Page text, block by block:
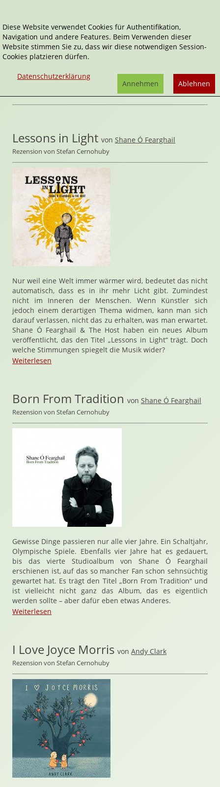
Kategorie als RSS Feed abonnieren:
Lessons in Light von Shane Ó Fearghail
Rezension von Stefan Cernohuby
Nur weil eine Welt immer wärmer wird, bedeutet das nicht
automatisch, dass es in ihr mehr Licht gibt. Zumindest
nicht im Inneren der Menschen. Wenn Künstler sich
jedoch einem derartigen Thema widmen, kann man sich
darauf verlassen, nicht das zu erhalten, was man erwartet.
Shane Ó Fearghail & The Host haben ein neues Album
veröffentlicht, das den Titel „Lessons in Light“ trägt. Doch
welche Stimmungen spiegelt die Musik wider?
Weiterlesen
Born From Tradition von Shane Ó Fearghail
Rezension von Stefan Cernohuby
Gewisse Dinge passieren nur alle vier Jahre. Ein Schaltjahr,
Olympische Spiele. Ebenfalls vier Jahre hat es gedauert,
bis das vierte Studioalbum von Shane Ó Fearghail
erschienen ist, auf das so mancher Fan schon sehnsüchtig
gewartet hat. Es trägt den Titel „Born From Tradition“ und
ist vielleicht nicht ganz das Album, das es eigentlich
werden sollte – aber dafür eben etwas Anderes.
Weiterlesen
I Love Joyce Morris von Andy Clark
Rezension von Stefan Cernohuby
Diese Website verwendet Cookies für Authentifikation,
Navigation und andere Features. Beim Verwenden dieser
Website stimmen Sie zu, dass wir diese notwendigen Session-
Cookies platzieren dürfen.
Datenschutzerklärung
Ablehnen
Annehmen